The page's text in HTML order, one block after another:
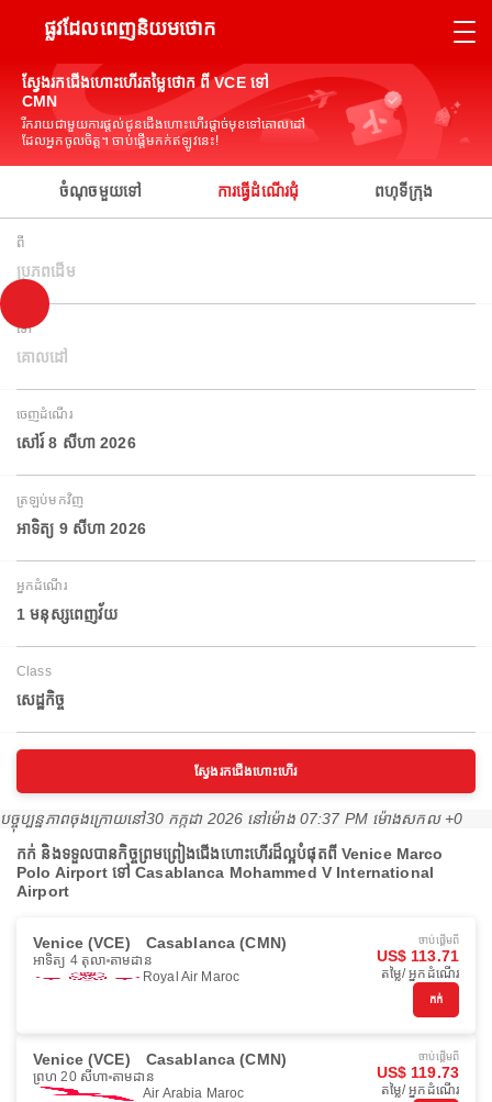
ផ្លូវដែលពេញនិយមថោក
ស្វែងរកជើងហោះហើរតម្លៃថោក ពី VCE ទៅ
CMN
រីករាយជាមួយការផ្តល់ជូនជើងហោះហើរផ្តាច់មុខទៅគោលដៅ
ដែលអ្នកចូលចិត្ត។ ចាប់ផ្តើមកក់ឥឡូវនេះ!
ចំណុចមួយទៅ ការធ្វើដំណើរជុំ ពហុទីក្រុង
ពី
ប្រភពដើម
ទៅ
គោលដៅ
ចេញដំណើរ
សៅរ៍ 8 សីហា 2026
ត្រឡប់មកវិញ
អាទិត្យ 9 សីហា 2026
អ្នកដំណើរ
1 មនុស្សពេញវ័យ
Class
សេដ្ឋកិច្ច
ស្វែងរកជើងហោះហើរ
បច្ចុប្បន្នភាពចុងក្រោយនៅ30 កក្កដា 2026 នៅ​ម៉ោង 07:37 PM ម៉ោង​សកល +0
កក់ និងទទួលបានកិច្ចព្រមព្រៀងជើងហោះហើរដ៏ល្អបំផុតពី Venice Marco
Polo Airport ទៅ Casablanca Mohammed V International
Airport
Venice (VCE) Casablanca (CMN)
អាទិត្យ 4 តុលា តាមដាន
Royal Air Maroc
ចាប់ផ្ដើមពី
US$ 113.71
តម្លៃ/ អ្នកដំណើរ
កក់
Venice (VCE) Casablanca (CMN)
ព្រហ 20 សីហា តាមដាន
Air Arabia Maroc
ចាប់ផ្ដើមពី
US$ 119.73
តម្លៃ/ អ្នកដំណើរ